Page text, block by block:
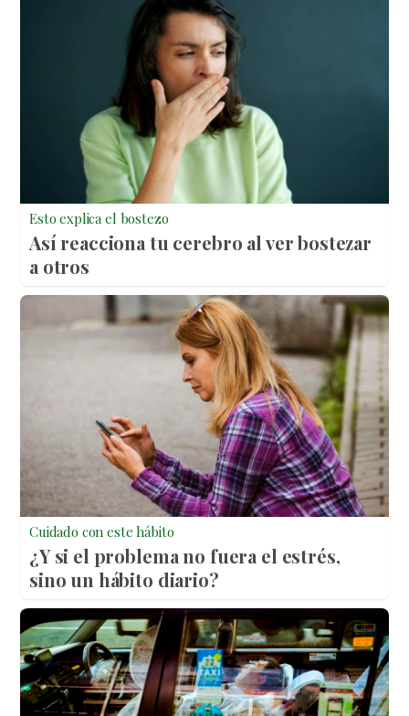
Esto explica el bostezo
Así reacciona tu cerebro al ver bostezar
a otros
Cuidado con este hábito
¿Y si el problema no fuera el estrés,
sino un hábito diario?